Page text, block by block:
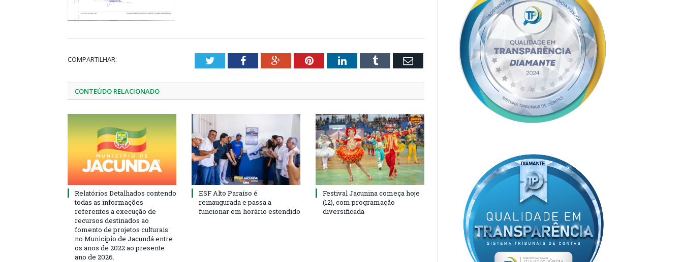
COMPARTILHAR: TwitterFacebookGoogle+PinterestLinkedInTumblr Email
CONTEÚDO RELACIONADO
Relatórios Detalhados contendo
todas as informações
referentes a execução de
recursos destinados ao
fomento de projetos culturais
no Município de Jacundá entre
os anos de 2022 ao presente
ano de 2026.
ESF Alto Paraíso é
reinaugurada e passa a
funcionar em horário estendido
Festival Jacunina começa hoje
(12), com programação
diversificada